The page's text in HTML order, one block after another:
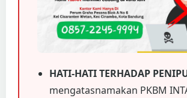
HATI-HATI TERHADAP
mengatasnamakan PKBM